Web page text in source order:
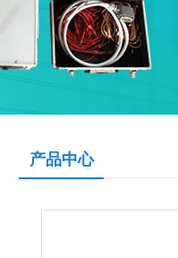
产品中心